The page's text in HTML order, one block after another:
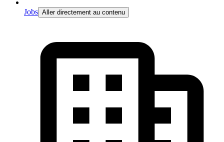
Jobs Aller directement au contenu